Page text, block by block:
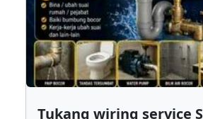
Tukang wiring service